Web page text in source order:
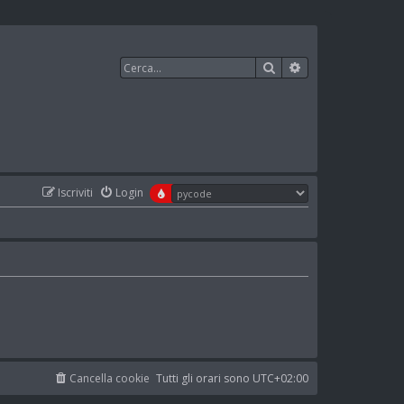
Cerca
Login
Iscriviti
Tutti gli orari sono UTC+02:00
Cancella cookie